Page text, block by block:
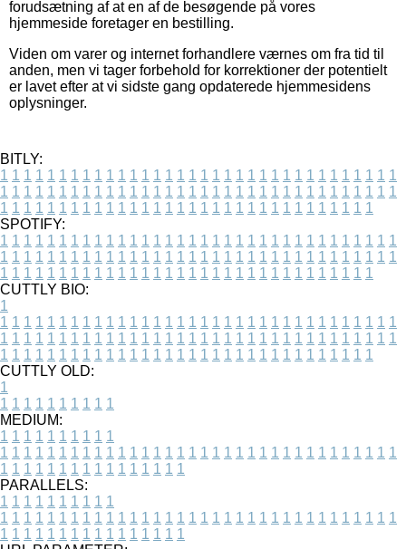
forudsætning af at en af de besøgende på vores
hjemmeside foretager en bestilling.
Viden om varer og internet forhandlere værnes om fra tid til
anden, men vi tager forbehold for korrektioner der potentielt
er lavet efter at vi sidste gang opdaterede hjemmesidens
oplysninger.
BITLY:
1 1 1 1 1 1 1 1 1 1 1 1 1 1 1 1 1 1 1 1 1 1 1 1 1 1 1 1 1 1 1 1 1 1
1 1 1 1 1 1 1 1 1 1 1 1 1 1 1 1 1 1 1 1 1 1 1 1 1 1 1 1 1 1 1 1 1 1
1 1 1 1 1 1 1 1 1 1 1 1 1 1 1 1 1 1 1 1 1 1 1 1 1 1 1 1 1 1 1 1
SPOTIFY:
1 1 1 1 1 1 1 1 1 1 1 1 1 1 1 1 1 1 1 1 1 1 1 1 1 1 1 1 1 1 1 1 1 1
1 1 1 1 1 1 1 1 1 1 1 1 1 1 1 1 1 1 1 1 1 1 1 1 1 1 1 1 1 1 1 1 1 1
1 1 1 1 1 1 1 1 1 1 1 1 1 1 1 1 1 1 1 1 1 1 1 1 1 1 1 1 1 1 1 1
CUTTLY BIO:
1
1 1 1 1 1 1 1 1 1 1 1 1 1 1 1 1 1 1 1 1 1 1 1 1 1 1 1 1 1 1 1 1 1 1
1 1 1 1 1 1 1 1 1 1 1 1 1 1 1 1 1 1 1 1 1 1 1 1 1 1 1 1 1 1 1 1 1 1
1 1 1 1 1 1 1 1 1 1 1 1 1 1 1 1 1 1 1 1 1 1 1 1 1 1 1 1 1 1 1 1
CUTTLY OLD:
1
1 1 1 1 1 1 1 1 1 1
MEDIUM:
1 1 1 1 1 1 1 1 1 1
1 1 1 1 1 1 1 1 1 1 1 1 1 1 1 1 1 1 1 1 1 1 1 1 1 1 1 1 1 1 1 1 1 1
1 1 1 1 1 1 1 1 1 1 1 1 1 1 1 1
PARALLELS:
1 1 1 1 1 1 1 1 1 1
1 1 1 1 1 1 1 1 1 1 1 1 1 1 1 1 1 1 1 1 1 1 1 1 1 1 1 1 1 1 1 1 1 1
1 1 1 1 1 1 1 1 1 1 1 1 1 1 1 1